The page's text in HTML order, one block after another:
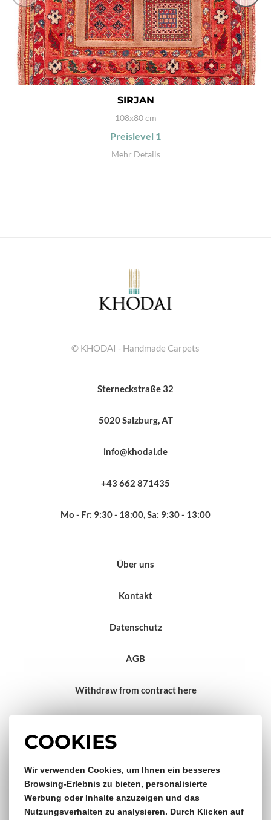
SIRJAN
108x80 cm
Preislevel 1
Mehr Details
COOKIES
Wir verwenden Cookies, um Ihnen ein besseres
Browsing-Erlebnis zu bieten, personalisierte
Werbung oder Inhalte anzuzeigen und das
Nutzungsverhalten zu analysieren. Durch Klicken auf
© KHODAI - Handmade Carpets
Sterneckstraße 32
5020 Salzburg, AT
info@khodai.de
+43 662 871435
Mo - Fr: 9:30 - 18:00, Sa: 9:30 - 13:00
Über uns
Kontakt
Datenschutz
AGB
Withdraw from contract here
Gratis Versand & Rückversand
ab €150,- Bestellwert